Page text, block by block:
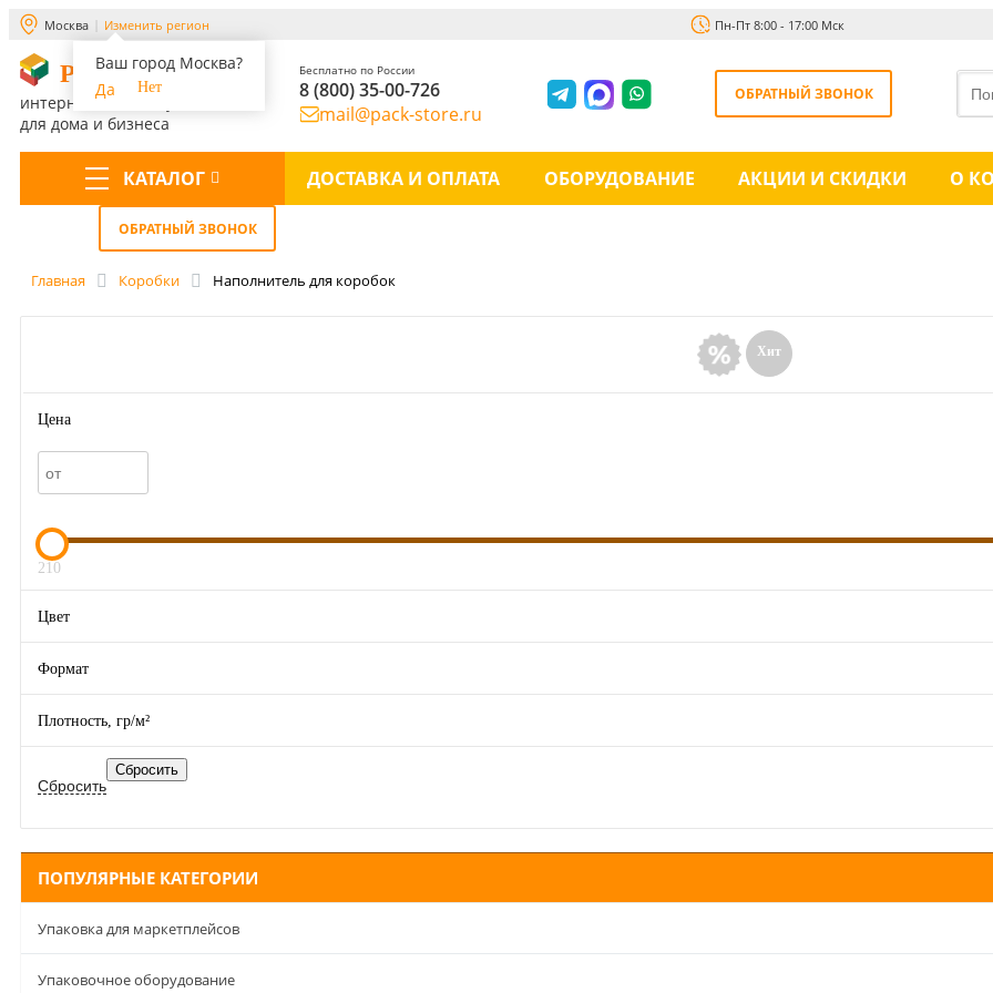
Москва Изменить регион
Ваш город Москва?
Да
Нет
Пн-Пт 8:00 - 17:00 Мск
PACK-STORE
интернет-магазин упаковки
для дома и бизнеса
Бесплатно по России
8 (800) 35-00-726
mail@pack-store.ru
ОБРАТНЫЙ ЗВОНОК
КАТАЛОГ ДОСТАВКА И ОПЛАТА ОБОРУДОВАНИЕ АКЦИИ И СКИДКИ О
ОБРАТНЫЙ ЗВОНОК
Главная Коробки Наполнитель для коробок
Хит
Цена
210
Цвет
Формат
Плотность, гр/м²
ПОПУЛЯРНЫЕ КАТЕГОРИИ
Упаковка для маркетплейсов
Упаковочное оборудование